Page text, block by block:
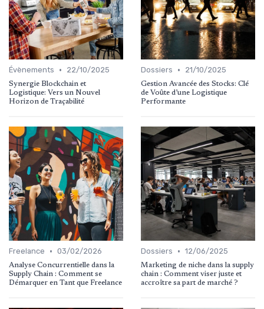
Évènements • 22/10/2025
Synergie Blockchain et
Logistique: Vers un Nouvel
Horizon de Traçabilité
Dossiers • 21/10/2025
Gestion Avancée des Stocks: Clé
de Voûte d’une Logistique
Performante
Freelance • 03/02/2026
Analyse Concurrentielle dans la
Supply Chain : Comment se
Démarquer en Tant que Freelance
Dossiers • 12/06/2025
Marketing de niche dans la supply
chain : Comment viser juste et
accroître sa part de marché ?